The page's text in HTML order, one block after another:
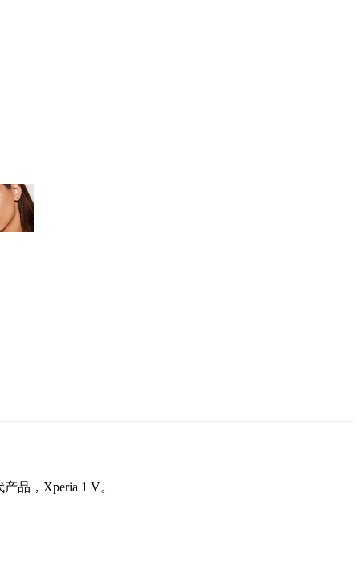
品，Xperia 1 V。